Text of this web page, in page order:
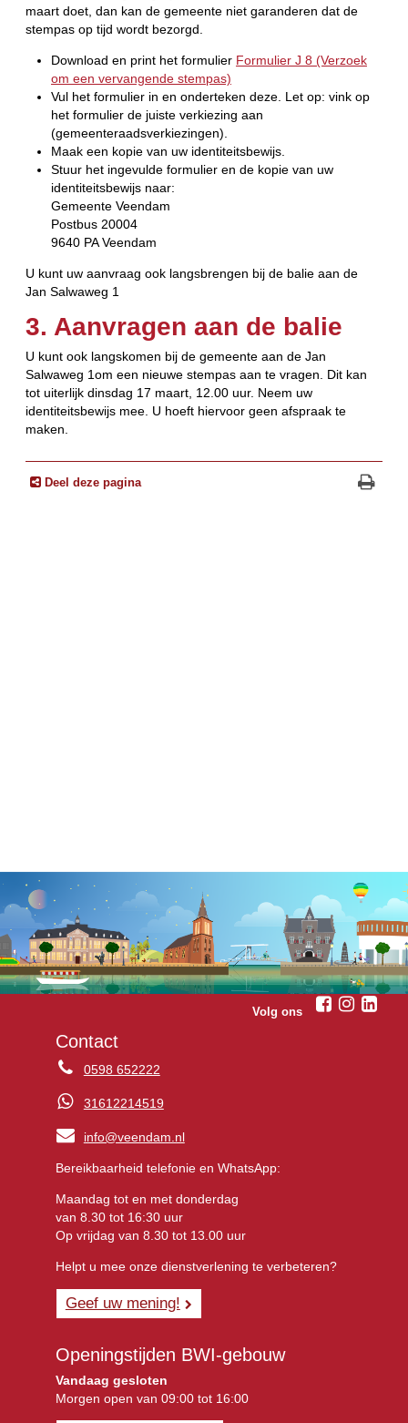
maart doet, dan kan de gemeente niet garanderen dat de
stempas op tijd wordt bezorgd.
Download en print het formulier Formulier J 8 (Verzoek
om een vervangende stempas)
Vul het formulier in en onderteken deze. Let op: vink op
het formulier de juiste verkiezing aan
(gemeenteraadsverkiezingen).
Maak een kopie van uw identiteitsbewijs.
Stuur het ingevulde formulier en de kopie van uw
identiteitsbewijs naar:
Gemeente Veendam
Postbus 20004
9640 PA Veendam
U kunt uw aanvraag ook langsbrengen bij de balie aan de
Jan Salwaweg 1
3. Aanvragen aan de balie
U kunt ook langskomen bij de gemeente aan de Jan
Salwaweg 1om een nieuwe stempas aan te vragen. Dit kan
tot uiterlijk dinsdag 17 maart, 12.00 uur. Neem uw
identiteitsbewijs mee. U hoeft hiervoor geen afspraak te
maken.
Deel deze pagina
Volg ons
Contact
0598 652222
31612214519
info@veendam.nl
Bereikbaarheid telefonie en WhatsApp:
Maandag tot en met donderdag
van 8.30 tot 16:30 uur
Op vrijdag van 8.30 tot 13.00 uur
Helpt u mee onze dienstverlening te verbeteren?
Geef uw mening!
Openingstijden BWI-gebouw
Vandaag gesloten
Morgen open van 09:00 tot 16:00